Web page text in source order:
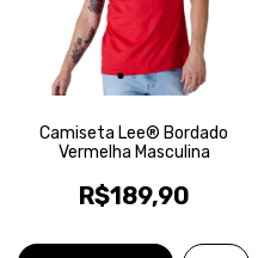
Camiseta Lee® Bordado
Vermelha Masculina
R$189,90